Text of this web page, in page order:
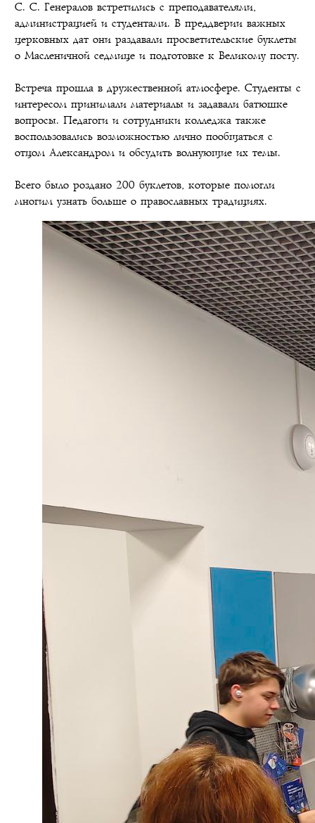
С. С. Генералов встретились с преподавателями,
администрацией и студентами. В преддверии важных
церковных дат они раздавали просветительские буклеты
о Масленичной седмице и подготовке к Великому посту.
Встреча прошла в дружественной атмосфере. Студенты с
интересом принимали материалы и задавали батюшке
вопросы. Педагоги и сотрудники колледжа также
воспользовались возможностью лично пообщаться с
отцом Александром и обсудить волнующие их темы.
Всего было роздано 200 буклетов, которые помогли
многим узнать больше о православных традициях.